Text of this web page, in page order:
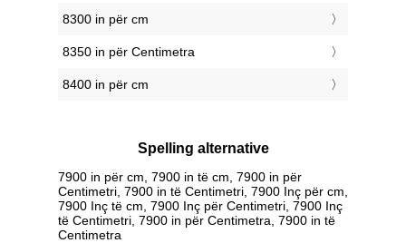
8300 in për cm
8350 in për Centimetra
8400 in për cm
Spelling alternative
7900 in për cm, 7900 in të cm, 7900 in për
Centimetri, 7900 in të Centimetri, 7900 Inç për cm,
7900 Inç të cm, 7900 Inç për Centimetri, 7900 Inç
të Centimetri, 7900 in për Centimetra, 7900 in të
Centimetra